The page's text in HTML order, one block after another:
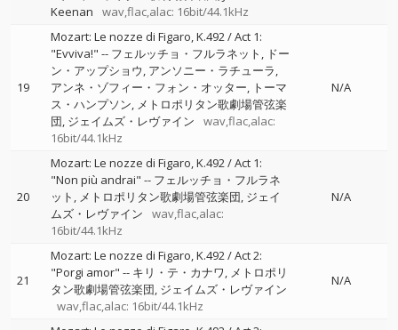
Keenan
wav,flac,alac: 16bit/44.1kHz
19
Mozart: Le nozze di Figaro, K.492 / Act 1:
"Evviva!" -- フェルッチョ・フルラネット
ドー
ン・アップショウ アンソニー・ラチューラ
アンネ・ゾフィー・フォン・オッター
トーマ
ス・ハンプソン メトロポリタン歌劇場管弦楽
団 ジェイムズ・レヴァイン
wav,flac,alac:
16bit/44.1kHz
N/A
20
Mozart: Le nozze di Figaro, K.492 / Act 1:
"Non più andrai" -- フェルッチョ・フルラネ
ット
メトロポリタン歌劇場管弦楽団 ジェイ
ムズ・レヴァイン
wav,flac,alac:
16bit/44.1kHz
N/A
21
Mozart: Le nozze di Figaro, K.492 / Act 2:
"Porgi amor" -- キリ・テ・カナワ メトロポリ
タン歌劇場管弦楽団 ジェイムズ・レヴァイン
wav,flac,alac: 16bit/44.1kHz
N/A